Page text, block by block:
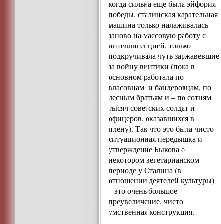
когда сильна еще была эйфория
победы, сталинская карательная
машина только налаживалась
заново на массовую работу с
интеллигенцией, только
подкручивала чуть заржавевшие
за войну винтики (пока в
основном работала по
власовцам и бандеровцам, по
лесным братьям и – по сотням
тысяч советских солдат и
офицеров, оказавшихся в
плену). Так что это была чисто
ситуационная передышка и
утверждение Быкова о
некотором вегетарианском
периоде у Сталина (в
отношении деятелей культуры)
– это очень большое
преувеличение, чисто
умственная конструкция.